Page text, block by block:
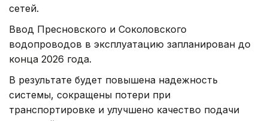
сетей.
Ввод Пресновского и Соколовского
водопроводов в эксплуатацию запланирован до
конца 2026 года.
В результате будет повышена надежность
системы, сокращены потери при
транспортировке и улучшено качество подачи